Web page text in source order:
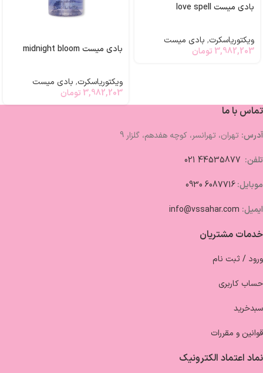
بادی میست love spell
ویکتوریاسکرت, بادی میست
3,982,203 تومان بادی میست midnight bloom
ویکتوریاسکرت, بادی میست
3,982,203 تومان
تماس با ما
آدرس: تهران، تهرانسر، کوچه هفدهم، گلزار 9
تلفن:
موبایل:6087716 0930
ایمیل: info@vssahar.com
خدمات مشتریان
ورود / ثبت نام
حساب کاربری
سبدخرید
قوانین و مقررات
نماد اعتماد الکترونیک